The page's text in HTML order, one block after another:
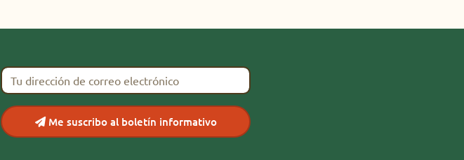
Tu dirección de correo electrónico
Me suscribo al boletín informativo